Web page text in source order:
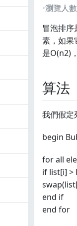
瀏覽人數
冒泡排
素，如果
是O(n2)
算法
我們假定
begin
for all
if list[i] >
end if
end for